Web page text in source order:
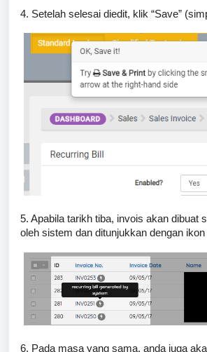
4. Setelah selesai diedit, klik “Save”
5. Apabila tarikh tiba, invois akan dibuat
oleh sistem dan ditunjukkan dengan ikon
6. Pada masa yang sama, anda juga